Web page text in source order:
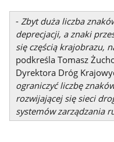
- Zbyt duża liczba
deprecjacji, a znaki
się częścią krajobrazu,
podkreśla Tomasz
Dyrektora Dróg
ograniczyć liczbę
rozwijającej się sieci
systemów zarządzania